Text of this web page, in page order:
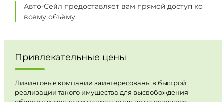
Авто-Сейл предоставляет вам прямой доступ ко
всему объёму.
Привлекательные цены
Лизинговые компании заинтересованы в быстрой
реализации такого имущества для высвобождения